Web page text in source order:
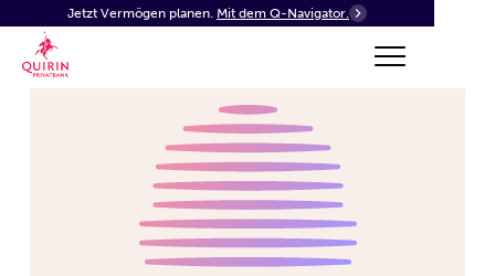
Jetzt Vermögen planen. Mit dem Q-Navigator.